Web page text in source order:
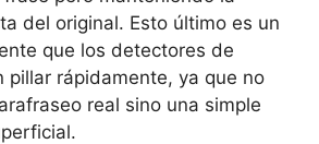
del original. Esto último es un
que los detectores de
pillar rápidamente, ya que no
real sino una simple